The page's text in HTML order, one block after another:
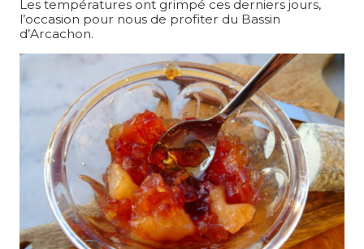
Les températures ont grimpé ces derniers jours,
l’occasion pour nous de profiter du Bassin
d’Arcachon.